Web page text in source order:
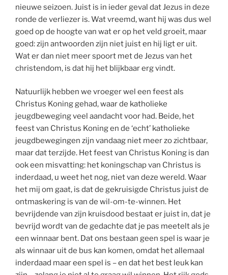
nieuwe seizoen. Juist is in ieder geval dat Jezus in deze
ronde de verliezer is. Wat vreemd, want hij was dus wel
goed op de hoogte van wat er op het veld groeit, maar
goed: zijn antwoorden zijn niet juist en hij ligt er uit.
Wat er dan niet meer spoort met de Jezus van het
christendom, is dat hij het blijkbaar erg vindt.
Natuurlijk hebben we vroeger wel een feest als
Christus Koning gehad, waar de katholieke
jeugdbeweging veel aandacht voor had. Beide, het
feest van Christus Koning en de ‘echt’ katholieke
jeugdbewegingen zijn vandaag niet meer zo zichtbaar,
maar dat terzijde. Het feest van Christus Koning is dan
ook een misvatting: het koningschap van Christus is
inderdaad, u weet het nog, niet van deze wereld. Waar
het mij om gaat, is dat de gekruisigde Christus juist de
ontmaskering is van de wil-om-te-winnen. Het
bevrijdende van zijn kruisdood bestaat er juist in, dat je
bevrijd wordt van de gedachte dat je pas meetelt als je
een winnaar bent. Dat ons bestaan geen spel is waar je
als winnaar uit de bus kan komen, omdat het allemaal
inderdaad maar een spel is – en dat het best leuk kan